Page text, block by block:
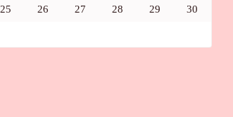
25 26 27 28 29 30